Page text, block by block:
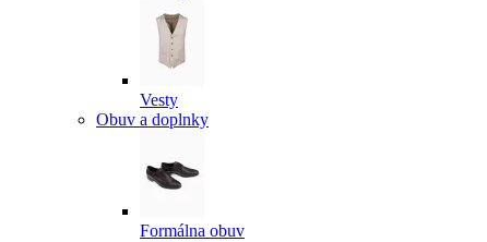
Vesty
Obuv a doplnky
Formálna obuv